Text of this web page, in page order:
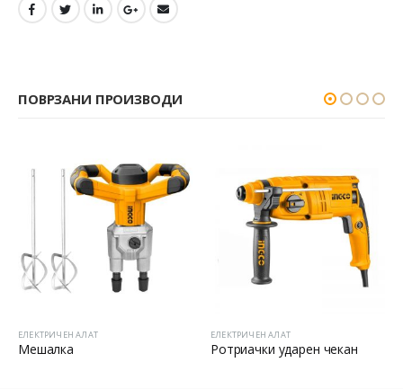
ПОВРЗАНИ ПРОИЗВОДИ
ЕЛЕКТРИЧЕН АЛАТ
Мешалка
ЕЛЕКТРИЧЕН АЛАТ
Ротриачки ударен чекан